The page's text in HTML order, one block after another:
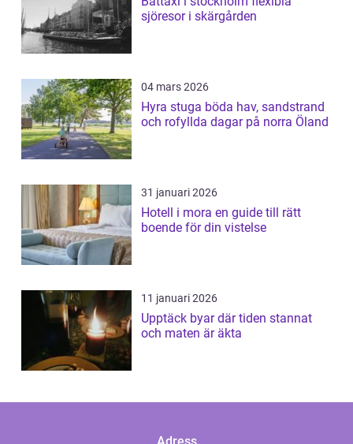
sjöresor i skärgården
04 mars 2026
Hyra stuga böda hav, sandstrand
och rofyllda dagar på norra Öland
31 januari 2026
Hotell i mora en guide till rätt
boende för din vistelse
11 januari 2026
Upptäck byar där tiden stannat
och maten är äkta